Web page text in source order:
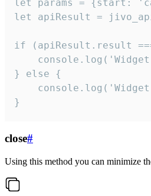
let params = {start:
let apiResult =
if (apiResult.result
} else {
}
close#
Using this method you can minimize